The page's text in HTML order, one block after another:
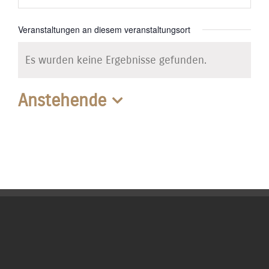
Veranstaltungen an diesem veranstaltungsort
Es wurden keine Ergebnisse gefunden.
Anstehende